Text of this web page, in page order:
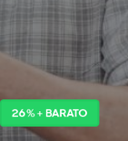
26% + BARATO